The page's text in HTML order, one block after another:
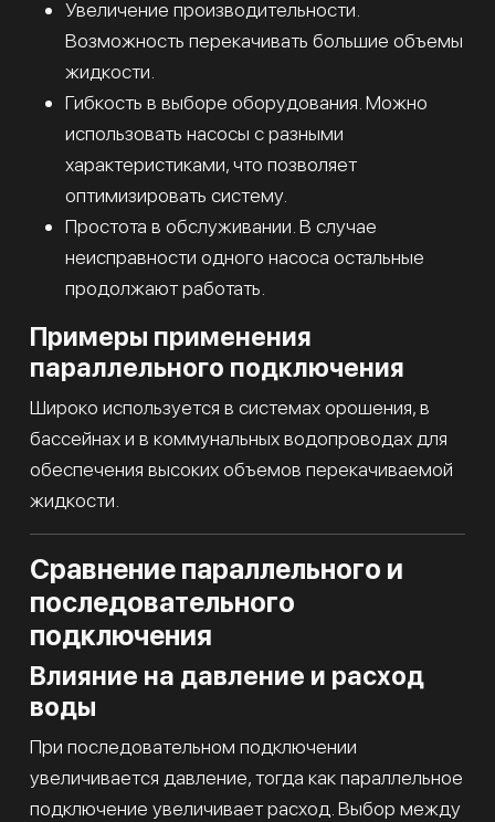
Увеличение производительности.
Возможность перекачивать большие объемы
жидкости.
Гибкость в выборе оборудования. Можно
использовать насосы с разными
характеристиками, что позволяет
оптимизировать систему.
Простота в обслуживании. В случае
неисправности одного насоса остальные
продолжают работать.
Примеры применения
параллельного подключения
Широко используется в системах орошения, в
бассейнах и в коммунальных водопроводах для
обеспечения высоких объемов перекачиваемой
жидкости.
Сравнение параллельного и
последовательного
подключения
Влияние на давление и расход
воды
При последовательном подключении
увеличивается давление, тогда как параллельное
подключение увеличивает расход. Выбор между